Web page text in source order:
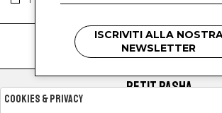
kids
PETIT PASHA
ISCRIVITI ALLA
NEWSLETTER
Cookies & Privacy